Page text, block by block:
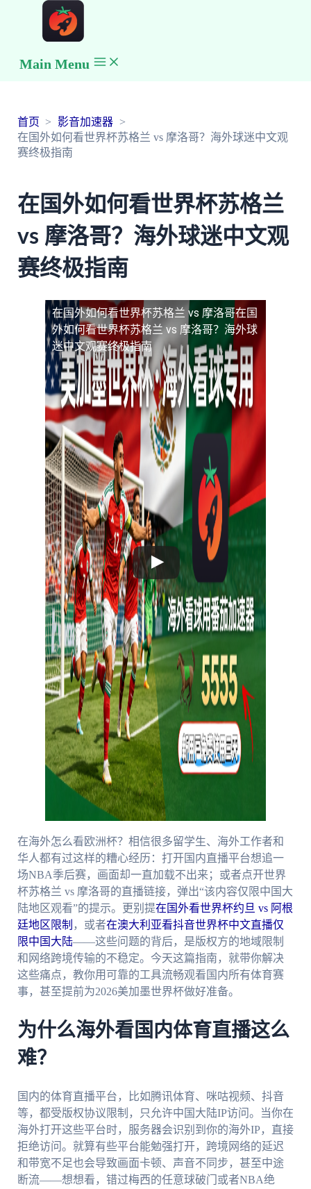
Main Menu
首页
影音加速器
在国外如何看世界杯苏格兰 vs 摩洛哥？海外球迷中文观
赛终极指南
在国外如何看世界杯苏格兰
vs 摩洛哥？海外球迷中文观
赛终极指南
在国外如何看世界杯苏格兰 vs 摩洛哥在国
外如何看世界杯苏格兰 vs 摩洛哥？海外球
迷中文观赛终极指南
在海外怎么看欧洲杯？相信很多留学生、海外工作者和
华人都有过这样的糟心经历：打开国内直播平台想追一
场NBA季后赛，画面却一直加载不出来；或者点开世界
杯苏格兰 vs 摩洛哥的直播链接，弹出“该内容仅限中国大
陆地区观看”的提示。更别提在国外看世界杯约旦 vs 阿根
廷地区限制 ，或者在澳大利亚看抖音世界杯中文直播仅
限中国大陆——这些问题的背后，是版权方的地域限制
和网络跨境传输的不稳定。今天这篇指南，就带你解决
这些痛点，教你用可靠的工具流畅观看国内所有体育赛
事，甚至提前为2026美加墨世界杯做好准备。
为什么海外看国内体育直播这么
难？
国内的体育直播平台，比如腾讯体育、咪咕视频、抖音
等，都受版权协议限制，只允许中国大陆IP访问。当你在
海外打开这些平台时，服务器会识别到你的海外IP，直接
拒绝访问。就算有些平台能勉强打开，跨境网络的延迟
和带宽不足也会导致画面卡顿、声音不同步，甚至中途
断流——想想看，错过梅西的任意球破门或者NBA绝